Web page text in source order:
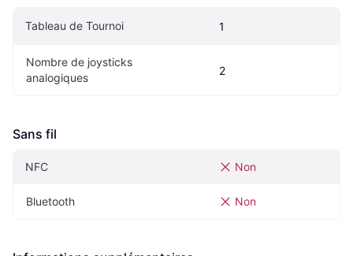
Tableau de Tournoi 1
Nombre de joysticks
analogiques
2
Sans fil
NFC Non
Bluetooth Non